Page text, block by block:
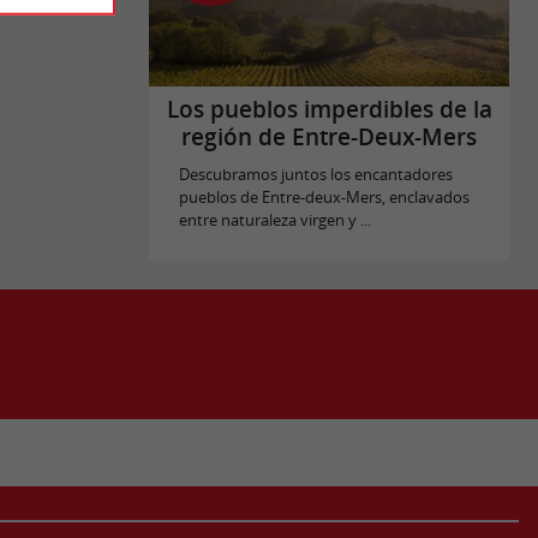
Los pueblos imperdibles de la
región de Entre-Deux-Mers
Descubramos juntos los encantadores
pueblos de Entre-deux-Mers, enclavados
entre naturaleza virgen y ...